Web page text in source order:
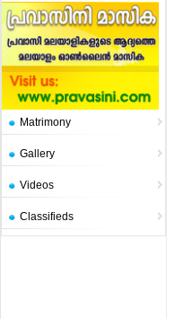
Matrimony
Gallery
Videos
Classifieds